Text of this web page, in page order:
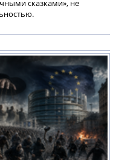
сказками», не